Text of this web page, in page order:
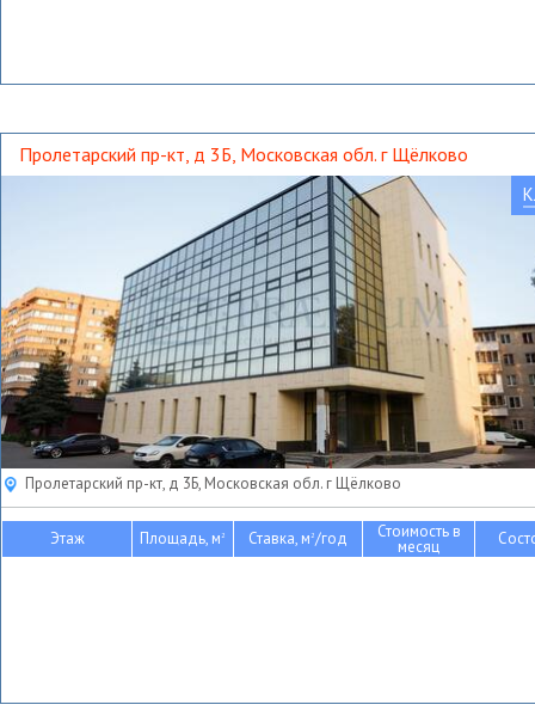
Пролетарский пр-кт, д 3Б, Московская обл. г Щёлково
Пролетарский пр-кт, д 3Б, Московская обл. г Щёлково
Этаж Площадь, м2 Ставка, м2/год Стоимость в
месяц